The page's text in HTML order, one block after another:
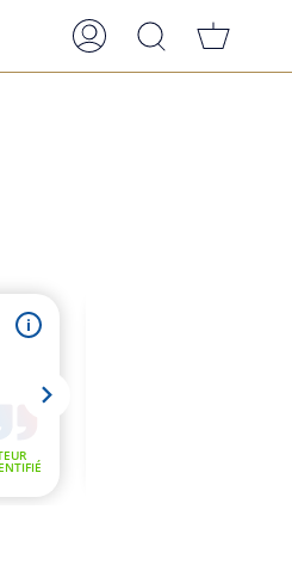
COMPTE RECHERCHE